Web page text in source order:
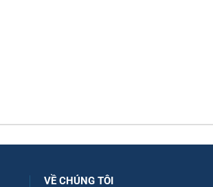
VỀ CHÚNG TÔI